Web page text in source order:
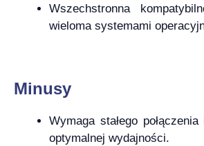
Wszechstronna
wieloma systemami
Minusy
Wymaga stałego
optymalnej wydajności.